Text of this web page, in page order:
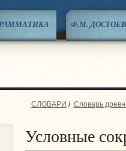
Ф.М.
СЛОВАРИ / Словарь
Условные